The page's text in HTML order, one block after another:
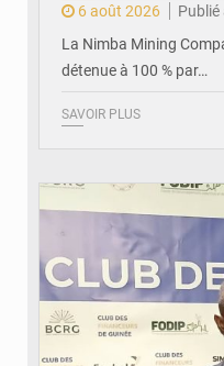
6 août 2026
La Nimba Mining
détenue à 100 % par…
SAVOIR PLUS